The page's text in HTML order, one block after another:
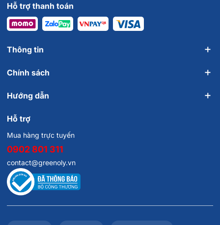
Hỗ trợ thanh toán
Thông tin
Chính sách
Hướng dẫn
Hỗ trợ
Mua hàng trực tuyến
0902 801 311
contact@greenoly.vn